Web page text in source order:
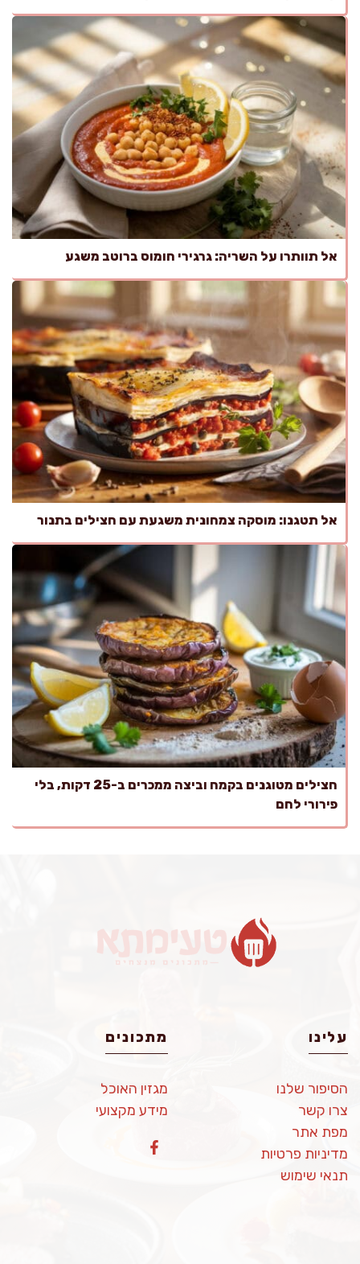
אל תוותרו על השריה: גרגירי חומוס ברוטב משגע
אל תטגנו: מוסקה צמחונית משגעת עם חצילים בתנור
חצילים מטוגנים בקמח וביצה ממכרים ב-25 דקות, בלי
פירורי לחם
עלינו
הסיפור שלנו
צרו קשר
מפת אתר
מדיניות פרטיות
תנאי שימוש
מתכונים
מגזין האוכל
מידע מקצועי